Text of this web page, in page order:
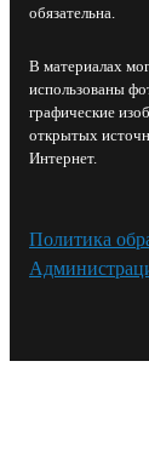
обязательна.
В материалах
использованы
графические
открытых
Интернет.
Политика